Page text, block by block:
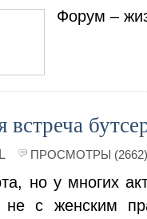
Форум –
ПРОСМОТРЫ (2662)
но у многих
не с женским